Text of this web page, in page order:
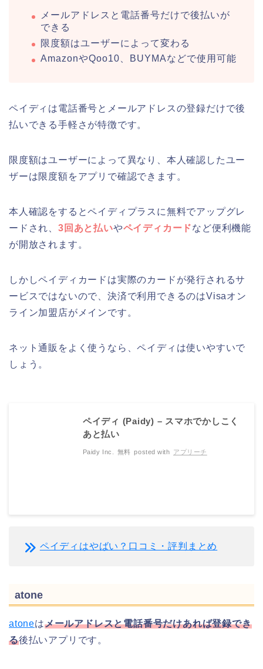
メールアドレスと電話番号だけで後払いが
できる
限度額はユーザーによって変わる
AmazonやQoo10、BUYMAなどで使用可能
ペイディは電話番号とメールアドレスの登録だけで後
払いできる手軽さが特徴です。
限度額はユーザーによって異なり、本人確認したユー
ザーは限度額をアプリで確認できます。
本人確認をするとペイディプラスに無料でアップグレ
ードされ、 3回あと払いやペイディカードなど便利機能
が開放されます。
しかしペイディカードは実際のカードが発行されるサ
ービスではないので、決済で利用できるのはVisaオン
ライン加盟店がメインです。
ネット通販をよく使うなら、ペイディは使いやすいで
しょう。
ペイディ (Paidy) – スマホでかしこく
あと払い
Paidy Inc. 無料 posted with アプリーチ
ペイディはやばい？口コミ・評判まとめ
atone
atoneはメールアドレスと電話番号だけあれば登録でき
る後払いアプリです。